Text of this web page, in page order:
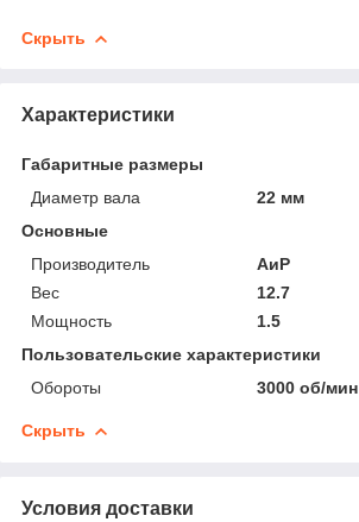
Скрыть
Характеристики
Габаритные размеры
Диаметр вала
22 мм
Основные
Производитель
АиР
Вес
12.7
Мощность
1.5
Пользовательские характеристики
Обороты
3000 об/мин
Скрыть
Условия доставки